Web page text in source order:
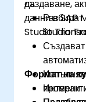
създаване,
данни в SAP
Studio
да:
Studio
промени
Формат на